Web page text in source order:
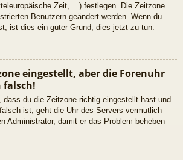
Zeit, ...) festlegen. Die Zeitzone
Benutzern geändert werden. Wenn du
ist dies ein guter Grund, dies jetzt zu tun.
eingestellt, aber die Forenuhr
falsch!
dass du die Zeitzone richtig eingestellt hast und
ist, geht die Uhr des Servers vermutlich
Administrator, damit er das Problem beheben